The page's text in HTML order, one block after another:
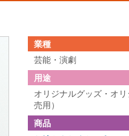
業種
芸能・演劇
用途
オリジナルグッズ・オ
売用）
商品